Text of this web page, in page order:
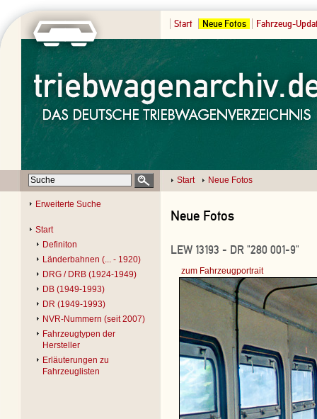
Start Neue Fotos Fahrzeug-
Start Neue Fotos
Erweiterte Suche
Start
Definiton
Länderbahnen (... - 1920)
DRG / DRB (1924-1949)
DB (1949-1993)
DR (1949-1993)
NVR-Nummern (seit 2007)
Fahrzeugtypen der
Hersteller
Erläuterungen zu
Fahrzeuglisten
Neue Fotos
LEW 13193 - DR "280 001-9"
zum Fahrzeugportrait